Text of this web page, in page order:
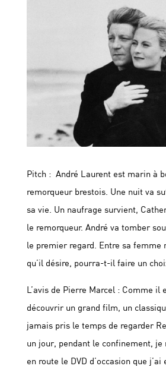
Pitch : André Laurent est marin à
remorqueur brestois. Une nuit va
sa vie. Un naufrage survient,
le remorqueur. André va tomber
le premier regard. Entre sa femme
qu’il désire, pourra-t-il faire un
L’avis de Pierre Marcel : Comme il
découvrir un grand film, un
jamais pris le temps de regarder
un jour, pendant le confinement, je
en route le DVD d’occasion que